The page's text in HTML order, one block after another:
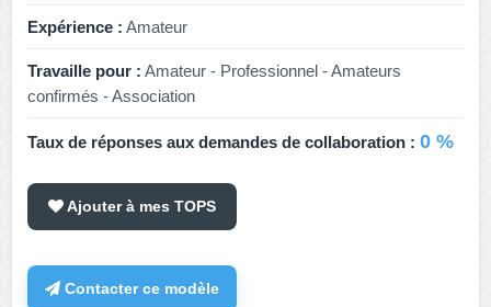
Expérience : Amateur
Travaille pour : Amateur - Professionnel - Amateurs
confirmés - Association
Taux de réponses aux demandes de collaboration : 0 %
Ajouter à mes TOPS
Contacter ce modèle